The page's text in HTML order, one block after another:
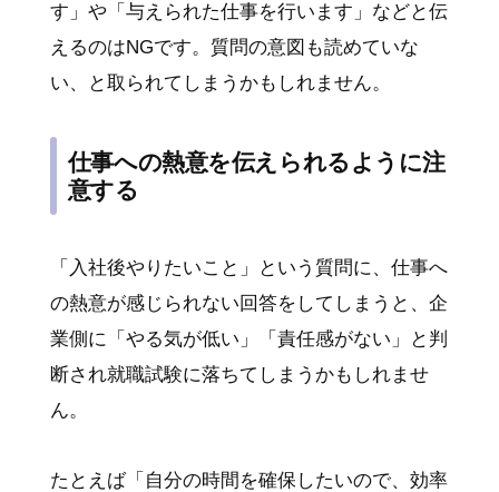
す」や「与えられた仕事を行います」などと伝
えるのはNGです。質問の意図も読めていな
い、と取られてしまうかもしれません。
仕事への熱意を伝えられるように注
意する
「入社後やりたいこと」という質問に、仕事へ
の熱意が感じられない回答をしてしまうと、企
業側に「やる気が低い」「責任感がない」と判
断され就職試験に落ちてしまうかもしれませ
ん。
たとえば「自分の時間を確保したいので、効率